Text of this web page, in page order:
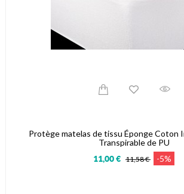
Protège matelas de tissu Éponge Coton
Transpirable de PU
11,00 € 11,58 € -5%